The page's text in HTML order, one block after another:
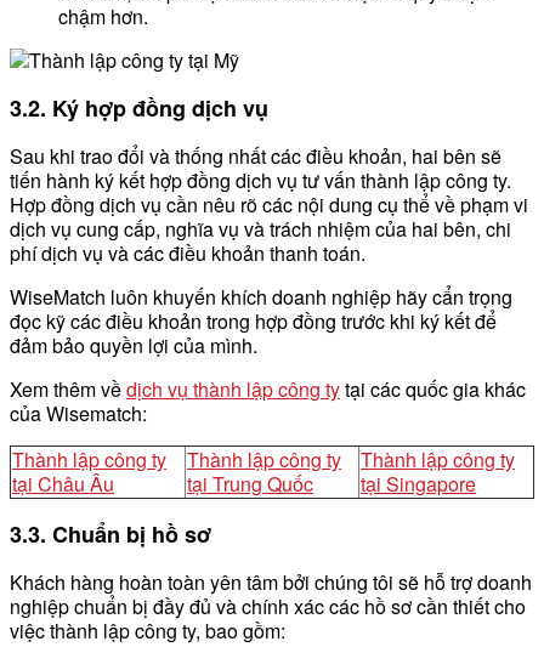
chậm hơn.
3.2. Ký hợp đồng dịch vụ
Sau khi trao đổi và thống nhất các điều khoản, hai bên sẽ
tiến hành ký kết hợp đồng dịch vụ tư vấn thành lập công ty.
Hợp đồng dịch vụ cần nêu rõ các nội dung cụ thể về phạm vi
dịch vụ cung cấp, nghĩa vụ và trách nhiệm của hai bên, chi
phí dịch vụ và các điều khoản thanh toán.
WiseMatch luôn khuyến khích doanh nghiệp hãy cẩn trọng
đọc kỹ các điều khoản trong hợp đồng trước khi ký kết để
đảm bảo quyền lợi của mình.
Xem thêm vềdịch vụ thành lập công tytại các quốc gia khác
của Wisematch:
Thành lập công ty
tại Châu Âu
Thành lập công ty
tại Trung Quốc
Thành lập công ty
tại Singapore
3.3. Chuẩn bị hồ sơ
Khách hàng hoàn toàn yên tâm bởi chúng tôi sẽ hỗ trợ doanh
nghiệp chuẩn bị đầy đủ và chính xác các hồ sơ cần thiết cho
việc thành lập công ty, bao gồm: